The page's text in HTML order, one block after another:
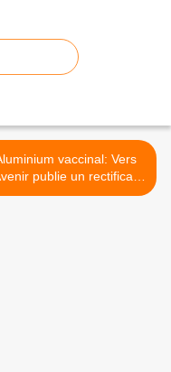
vaccinal: Vers
publie un rectificatif
>